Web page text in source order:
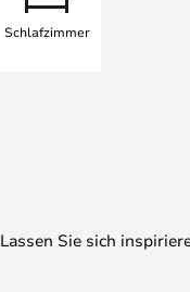
Schlafzimmer
Lassen Sie sich